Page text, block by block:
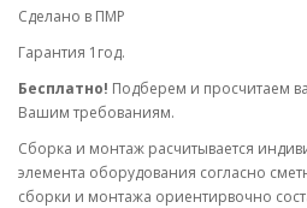
Сделано в ПМР
Гарантия 1год.
Бесплатно! Подберем и просчитаем
Вашим требованиям.
Cборка и монтаж расчитывается
элемента оборудования согласно
сборки и монтажа ориентирвочно